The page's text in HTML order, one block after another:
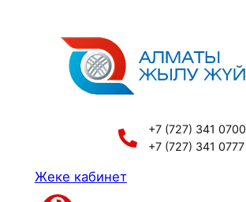
содержимому
+7 (727) 341 0700
+7 (727) 341 0777
Жеке кабинет